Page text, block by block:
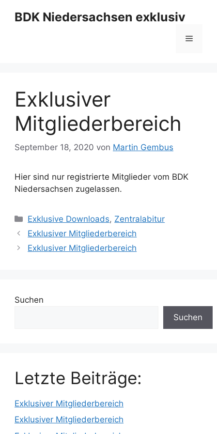
InhaltBDK Niedersachsen exklusiv
Menü
Exklusiver
Mitgliederbereich
September 18, 2020 von Martin Gembus
Hier sind nur registrierte Mitglieder vom BDK
Niedersachsen zugelassen.
Kategorien
Exklusive Downloads, Zentralabitur
Exklusiver Mitgliederbereich
Exklusiver Mitgliederbereich
Suchen
Suchen
Letzte Beiträge:
Exklusiver Mitgliederbereich
Exklusiver Mitgliederbereich